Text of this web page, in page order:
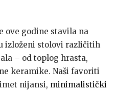
ove godine stavila na
izloženi stolovi različitih
– od toplog hrasta,
keramike. Naši favoriti
nijansi, minimalistički